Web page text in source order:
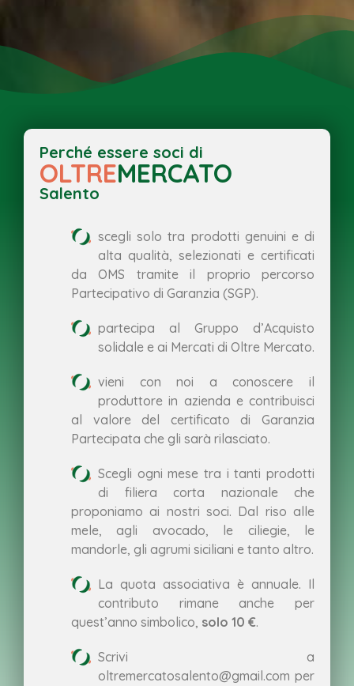
Perché essere soci di
OLTREMERCATO
Salento
scegli solo tra prodotti genuini e di
alta qualità, selezionati e certificati
da OMS tramite il proprio percorso
Partecipativo di Garanzia (SGP).
partecipa al Gruppo d’Acquisto
solidale e ai Mercati di Oltre Mercato.
vieni con noi a conoscere il
produttore in azienda e contribuisci
al valore del certificato di Garanzia
Partecipata che gli sarà rilasciato.
Scegli ogni mese tra i tanti prodotti
di filiera corta nazionale che
proponiamo ai nostri soci. Dal riso alle
mele, agli avocado, le ciliegie, le
mandorle, gli agrumi siciliani e tanto altro.
La quota associativa è annuale. Il
contributo rimane anche per
quest’anno simbolico, solo 10 €.
Scrivi a
oltremercatosalento@gmail.com per